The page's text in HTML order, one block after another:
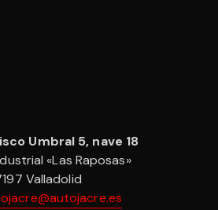
Umbral 5, nave 18
«Las Raposas»
Valladolid